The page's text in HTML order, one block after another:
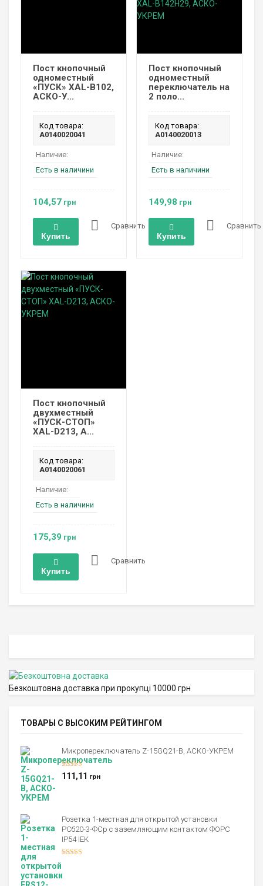
Пост кнопочный
одноместный
«ПУСК» XAL-B102,
АСКО-У...
Код товара:
A0140020041
Наличие:
Есть в наличини
104,57 грн
Купить
Сравнить
Пост кнопочный
одноместный
переключатель на
2 поло...
Код товара:
A0140020013
Наличие:
Есть в наличини
149,98 грн
Купить
Сравнить
Пост кнопочный
двухместный
«ПУСК-СТОП»
XAL-D213, А...
Код товара:
A0140020061
Наличие:
Есть в наличини
175,39 грн
Купить
Сравнить
Безкоштовна доставка при прокупці 10000 грн
ТОВАРЫ С ВЫСОКИМ РЕЙТИНГОМ
Микропереключатель Z-15GQ21-B, АСКО-УКРЕМ
Оценка5.00
из 5
111,11 грн
Розетка 1-местная для открытой установки
РСб20-3-ФСр с заземляющим контактом ФОРС
IP54 IEK